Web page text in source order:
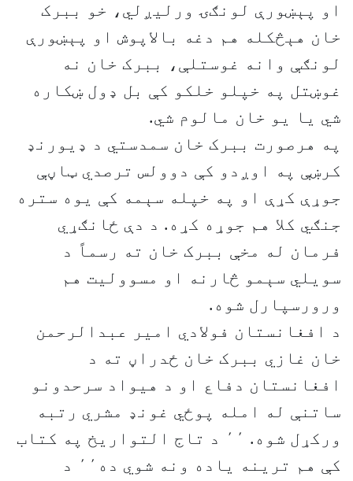
او پېښورې لونګۍ ورلیږلي، خو ببرک
خان هېڅکله هم دغه بالاپوش او پېښورې
لونګې وانه غوستلې، ببرک خان نه
غوښتل په خپلو خلکو کې بل ډول ښکاره
شي یا یو خان مالوم شي.
په هرصورت ببرک خان سمدستي د ډیورنډ
کرښې په اوږدو کې دوولس ترصدي ټاڼې
جوړې کړې او په خپله سېمه کې یوه ستره
جنګي کلا هم جوړه کړه. د دې ځانګړي
فرمان له مخې ببرک خان ته رسماً د
سویلي سېمو څارنه او مسوولیت هم
ورورسپارل شوه.
د افغانستان فولادي امیر عبدالرحمن
خان غازي ببرک خان ځدراڼ ته د
افغانستان دفاع او د هیواد سرحدونو
ساتنې له امله پوځي غونډ مشري رتبه
ورکړل شوه. ٬٬ د تاج التواریخ په کتاب
کې هم ترینه یاده ونه شوي ده٬٬ د